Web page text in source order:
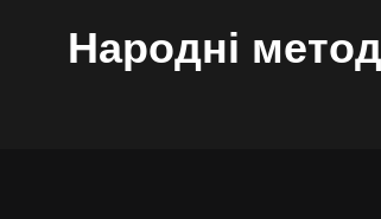
Народні